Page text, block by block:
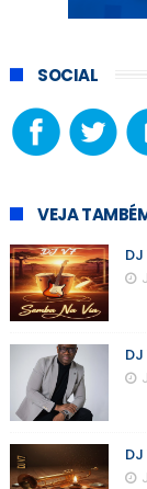
SOCIAL
VEJA